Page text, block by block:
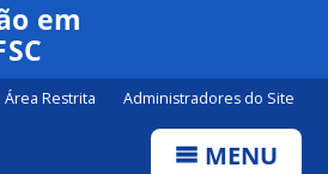
em
Área Restrita Administradores do Site
MENU